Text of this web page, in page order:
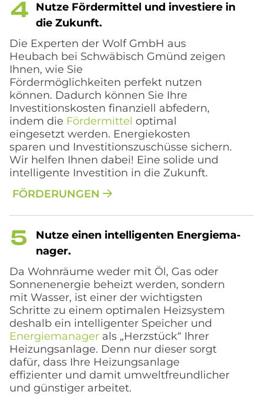
Nut­ze För­der­mit­tel und in­ve­stie­re in
die Zu­kun­ft.
Die Experten der Wolf GmbH aus
Heubach bei Schwäbisch Gmünd zeigen
Ihnen, wie Sie
Fördermöglichkeiten perfekt nutzen
können. Dadurch können Sie Ihre
Investitionskosten finanziell abfedern,
indem die Fördermittel optimal
eingesetzt werden. Energiekosten
sparen und Investitionszuschüsse sichern.
Wir helfen Ihnen dabei! Eine solide und
intelligente Investition in die Zukunft.
FÖRDERUNGEN
Nut­ze einen in­tel­li­gen­ten En­er­gie­ma­
na­ger.
Da Wohnräume weder mit Öl, Gas oder
Sonnenenergie beheizt werden, sondern
mit Wasser, ist einer der wichtigsten
Schritte zu einem optimalen Heizsystem
deshalb ein intelligenter Speicher und
Energiemanager als „Herzstück“ Ihrer
Heizungsanlage. Denn nur dieser sorgt
dafür, dass Ihre Heizungsanlage
effizienter und damit umweltfreundlicher
und günstiger arbeitet.